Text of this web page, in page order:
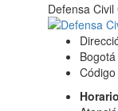
Defensa